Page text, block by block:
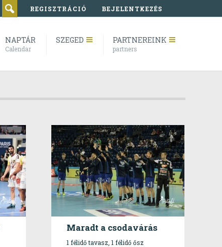
REGISZTRÁCIÓ BEJELENTKEZÉS
NAPTÁR
Calendar
SZEGED PARTNEREINK
partners
Maradt a csodavárás
1 félidő tavasz, 1 félidő ősz